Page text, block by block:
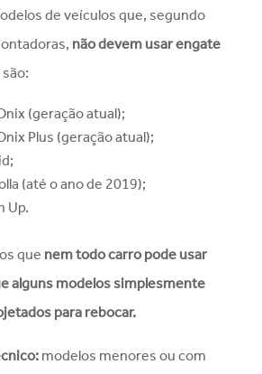
de veículos que, segundo
não devem usar engate
são:
(geração atual);
Plus (geração atual);
(até o ano de 2019);
Up.
que nem todo carro pode usar
alguns modelos simplesmente
para rebocar.
modelos menores ou com